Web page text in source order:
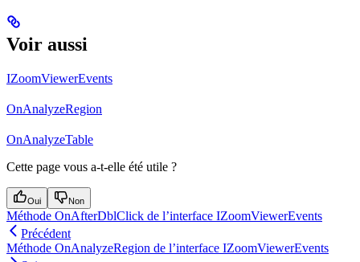
Voir aussi
IZoomViewerEvents
OnAnalyzeRegion
OnAnalyzeTable
Cette page vous a-t-elle été utile ?
Oui Non
Méthode OnAfterDblClick de l’interface IZoomViewerEvents
Précédent
Méthode OnAnalyzeRegion de l’interface IZoomViewerEvents